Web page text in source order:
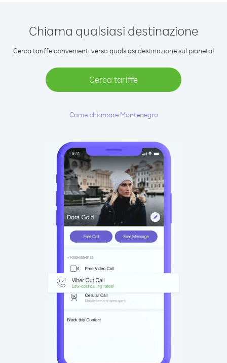
Chiama qualsiasi destinazione
Cerca tariffe convenienti verso qualsiasi destinazione sul pianeta!
Cerca tariffe
Come chiamare Montenegro